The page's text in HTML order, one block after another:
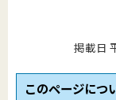
掲載日
このページにつ